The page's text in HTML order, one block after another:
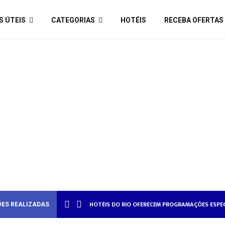
ÚTEIS CATEGORIAS HOTÉIS RECEBA OFERTAS
REALIZADAS HOTÉISRIO REALIZA CICLO DE SEMINÁRIOS